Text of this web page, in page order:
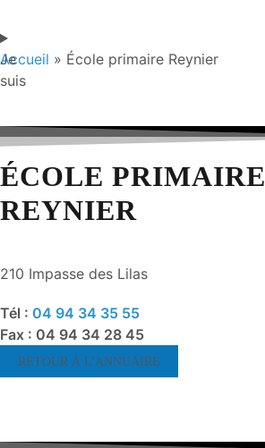
Je
suis
Accueil » École primaire Reynier
ÉCOLE PRIMAIRE
REYNIER
210 Impasse des Lilas
Tél : 04 94 34 35 55
Fax : 04 94 34 28 45
RETOUR À L'ANNUAIRE